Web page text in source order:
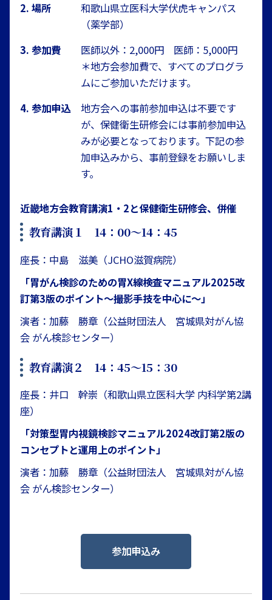
2. 場所
和歌山県立医科大学伏虎キャンパス
（薬学部）
3. 参加費
医師以外：2,000円 医師：5,000円
＊地方会参加費で、すべてのプログラ
ムにご参加いただけます。
4. 参加申込
地方会への事前参加申込は不要です
が、保健衛生研修会には事前参加申込
みが必要となっております。下記の参
加申込みから、事前登録をお願いしま
す。
近畿地方会教育講演1・2と保健衛生研修会、併催
教育講演１ 14：00〜14：45
座長：中島 滋美（JCHO滋賀病院）
「胃がん検診のための胃X線検査マニュアル2025改
訂第3版のポイント～撮影手技を中心に～」
演者：加藤 勝章（公益財団法人 宮城県対がん協
会 がん検診センター）
教育講演２ 14：45〜15：30
座長：井口 幹崇（和歌山県立医科大学 内科学第2講
座）
「対策型胃内視鏡検診マニュアル2024改訂第2版の
コンセプトと運用上のポイント」
演者：加藤 勝章（公益財団法人 宮城県対がん協
会 がん検診センター）
参加申込み